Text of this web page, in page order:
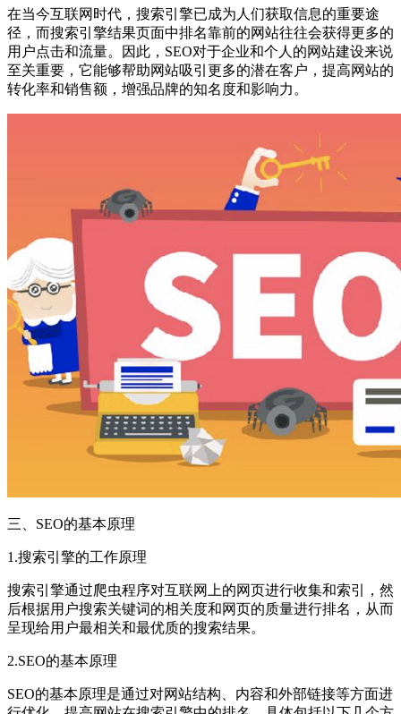
在当今互联网时代，搜索引擎已成为人们获取信息的重要途
径，而搜索引擎结果页面中排名靠前的网站往往会获得更多的
用户点击和流量。因此，SEO对于企业和个人的网站建设来说
至关重要，它能够帮助网站吸引更多的潜在客户，提高网站的
转化率和销售额，增强品牌的知名度和影响力。
三、SEO的基本原理
1.搜索引擎的工作原理
搜索引擎通过爬虫程序对互联网上的网页进行收集和索引，然
后根据用户搜索关键词的相关度和网页的质量进行排名，从而
呈现给用户最相关和最优质的搜索结果。
2.SEO的基本原理
SEO的基本原理是通过对网站结构、内容和外部链接等方面进